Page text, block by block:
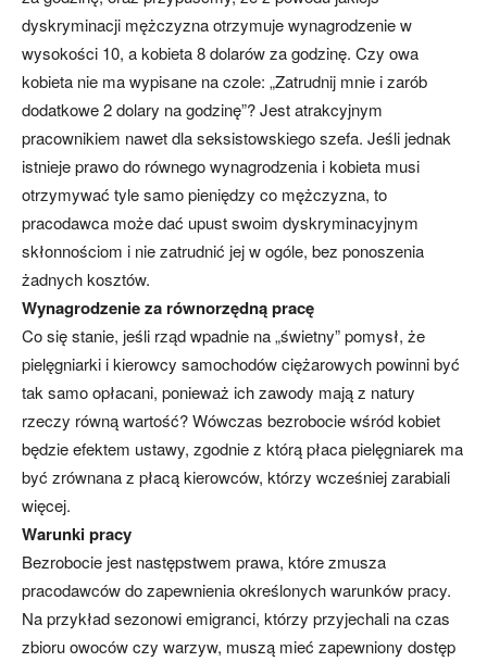
dyskryminacji mężczyzna otrzymuje wynagrodzenie w
wysokości 10, a kobieta 8 dolarów za godzinę. Czy owa
kobieta nie ma wypisane na czole: „Zatrudnij mnie i zarób
dodatkowe 2 dolary na godzinę”? Jest atrakcyjnym
pracownikiem nawet dla seksistowskiego szefa. Jeśli jednak
istnieje prawo do równego wynagrodzenia i kobieta musi
otrzymywać tyle samo pieniędzy co mężczyzna, to
pracodawca może dać upust swoim dyskryminacyjnym
skłonnościom i nie zatrudnić jej w ogóle, bez ponoszenia
żadnych kosztów.
Wynagrodzenie za równorzędną pracę
Co się stanie, jeśli rząd wpadnie na „świetny” pomysł, że
pielęgniarki i kierowcy samochodów ciężarowych powinni być
tak samo opłacani, ponieważ ich zawody mają z natury
rzeczy równą wartość? Wówczas bezrobocie wśród kobiet
będzie efektem ustawy, zgodnie z którą płaca pielęgniarek ma
być zrównana z płacą kierowców, którzy wcześniej zarabiali
więcej.
Warunki pracy
Bezrobocie jest następstwem prawa, które zmusza
pracodawców do zapewnienia określonych warunków pracy.
Na przykład sezonowi emigranci, którzy przyjechali na czas
zbioru owoców czy warzyw, muszą mieć zapewniony dostęp